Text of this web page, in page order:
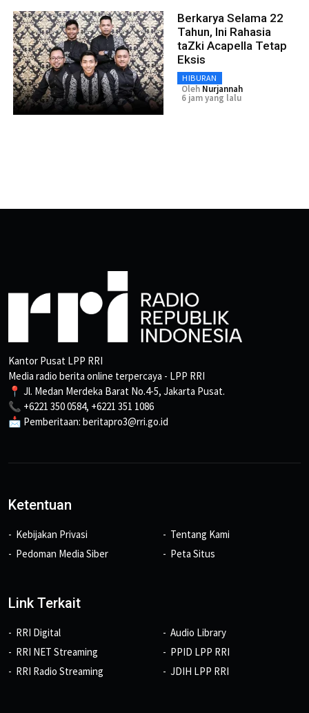
Berkarya Selama 22
Tahun, Ini Rahasia
taZki Acapella Tetap
Eksis
HIBURAN
Oleh Nurjannah
6 jam yang lalu
Kantor Pusat LPP RRI
Media radio berita online terpercaya - LPP RRI
📍 Jl. Medan Merdeka Barat No.4-5, Jakarta Pusat.
📞 +6221 350 0584, +6221 351 1086
📩 Pemberitaan: beritapro3@rri.go.id
Ketentuan
Kebijakan Privasi
Pedoman Media Siber
Tentang Kami
Peta Situs
Link Terkait
RRI Digital
RRI NET Streaming
RRI Radio Streaming
Audio Library
PPID LPP RRI
JDIH LPP RRI